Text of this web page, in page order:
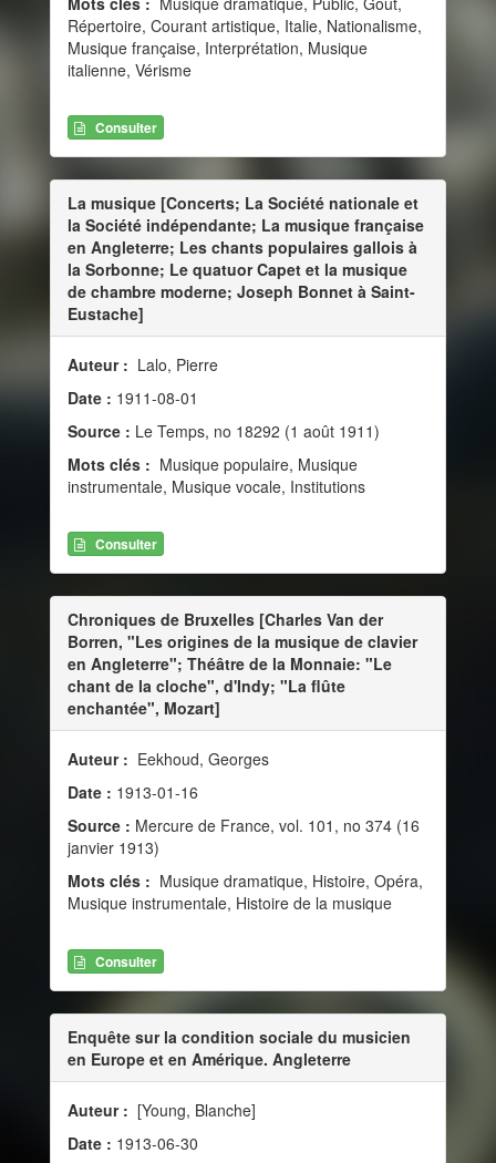
Répertoire, Courant artistique, Italie, Nationalisme,
Musique française, Interprétation, Musique
italienne, Vérisme
Consulter
La musique [Concerts; La Société nationale et
la Société indépendante; La musique française
en Angleterre; Les chants populaires gallois à
la Sorbonne; Le quatuor Capet et la musique
de chambre moderne; Joseph Bonnet à Saint-
Eustache]
Auteur : Lalo, Pierre
Date : 1911-08-01
Source : Le Temps, no 18292 (1 août 1911)
Mots clés : Musique populaire, Musique
instrumentale, Musique vocale, Institutions
Consulter
Chroniques de Bruxelles [Charles Van der
Borren, "Les origines de la musique de clavier
en Angleterre"; Théâtre de la Monnaie: "Le
chant de la cloche", d'Indy; "La flûte
enchantée", Mozart]
Auteur : Eekhoud, Georges
Date : 1913-01-16
Source : Mercure de France, vol. 101, no 374 (16
janvier 1913)
Mots clés : Musique dramatique, Histoire, Opéra,
Musique instrumentale, Histoire de la musique
Consulter
Enquête sur la condition sociale du musicien
en Europe et en Amérique. Angleterre
Auteur : [Young, Blanche]
Date : 1913-06-30